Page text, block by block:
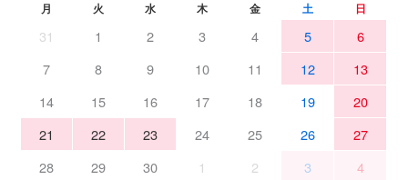
月 火 水 木 金 土 日
31 1 2 3 4 5
6
7
8 9 10 11 12
13
14
15 16 17 18 19
20
21
22 23 24 25 26
27
28
29 30 1 2 3 4